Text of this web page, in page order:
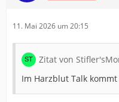
11. Mai 2026 um 20:15
Zitat von
Im Harzblut Talk